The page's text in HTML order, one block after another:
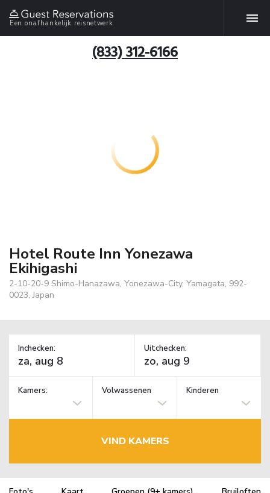
Een onafhankelijk reisnetwerk
(833) 312-6166
Hotel Route Inn Yonezawa
Ekihigashi
2-10-20-9 Shimo-Hanazawa, Yonezawa-City, Yamagata, 992-
0023, Japan
Inchecken: Uitchecken:
Kamers: Volwassenen Kinderen
VIND KAMERS